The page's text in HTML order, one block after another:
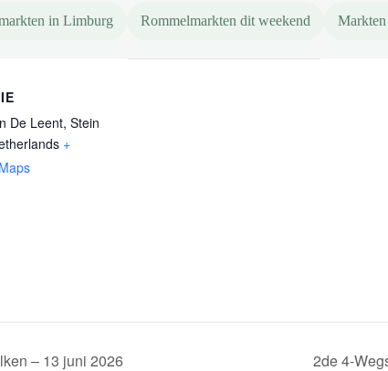
in Limburg Rommelmarkten dit weekend
De Leent, Stein
+
– 13 juni 2026 2de 4-